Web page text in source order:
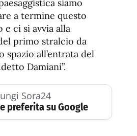
siamo
a termine questo
e ci si avvia alla
primo stralcio da
spazio all’entrata del
Damiani”.
Sora24
preferita su Google